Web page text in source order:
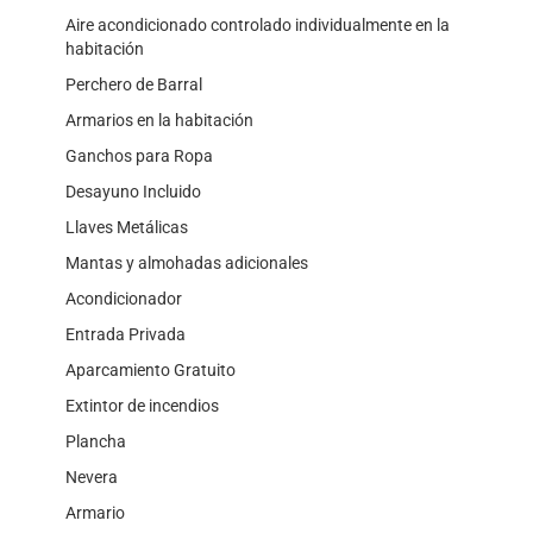
Aire acondicionado controlado individualmente en la
habitación
Perchero de Barral
Armarios en la habitación
Ganchos para Ropa
Desayuno Incluido
Llaves Metálicas
Mantas y almohadas adicionales
Acondicionador
Entrada Privada
Aparcamiento Gratuito
Extintor de incendios
Plancha
Nevera
Armario